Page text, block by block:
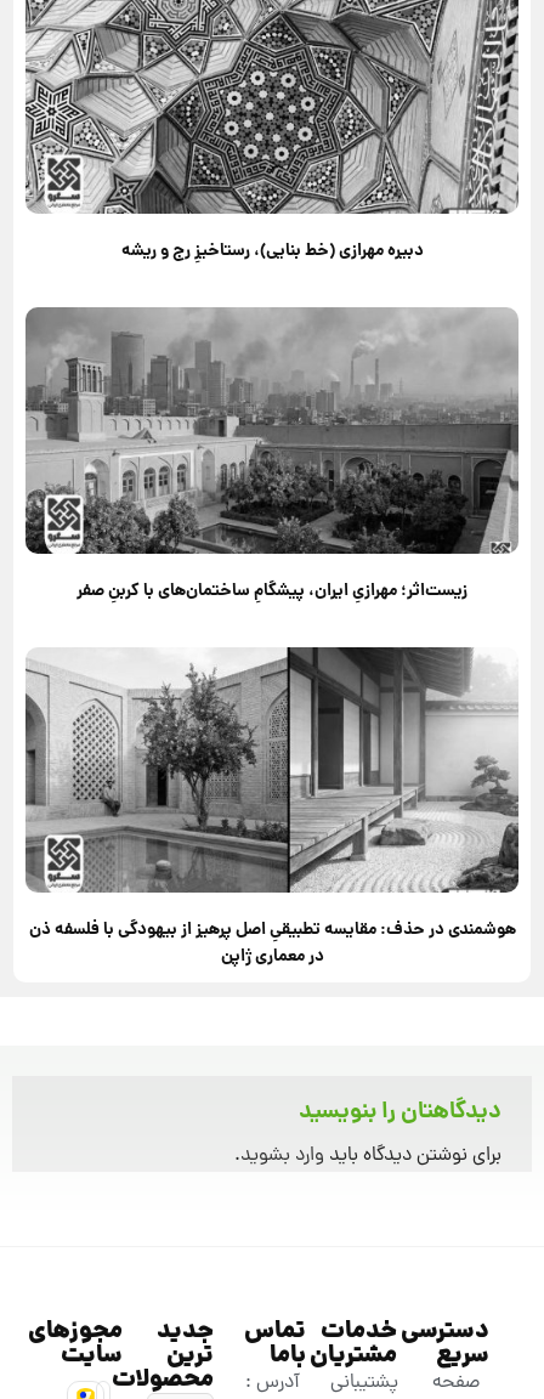
دبیره مهرازی (خط بنایی)، رستاخیزِ رج و ریشه
زیست‌اثر؛ مهرازیِ ایران، پیشگامِ ساختمان‌های با کربنِ صفر
هوشمندی در حذف: مقایسه تطبیقیِ اصل پرهیز از بیهودگی با فلسفه ذن
در معماری ژاپن
دیدگاهتان را بنویسید
برای نوشتن دیدگاه باید وارد بشوید.
دسترسی
سریع
صفحه
خدمات
مشتریان
پشتیبانی
تماس
باما
آدرس :
جدید
ترین
محصولات
مجوزهای
سایت